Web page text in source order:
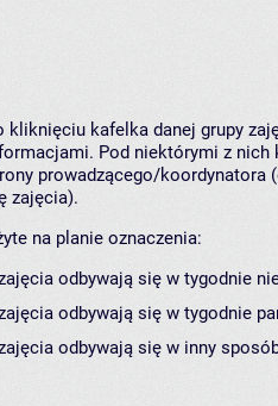
kliknięciu kafelka danej grupy
Pod niektórymi z nich
prowadzącego/koordynatora
zajęcia).
na planie oznaczenia:
odbywają się w tygodnie
odbywają się w tygodnie
odbywają się w inny